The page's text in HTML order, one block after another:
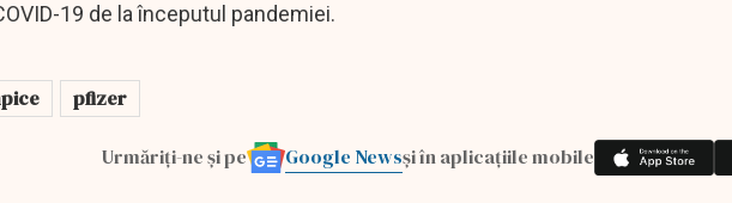
19 de la începutul pandemiei.
pfizer
Urmăriți-ne și pe Google Newsși în aplicațiile mobile